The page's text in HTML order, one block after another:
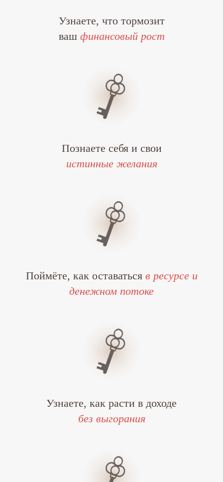
Узнаете, что тормозит
ваш финансовый рост
Познаете себя и свои
истинные желания
Поймёте, как оставаться в ресурсе и
денежном потоке
Узнаете, как расти в доходе
без выгорания